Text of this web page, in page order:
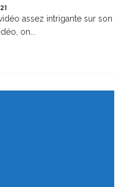
assez intrigante sur son
on...